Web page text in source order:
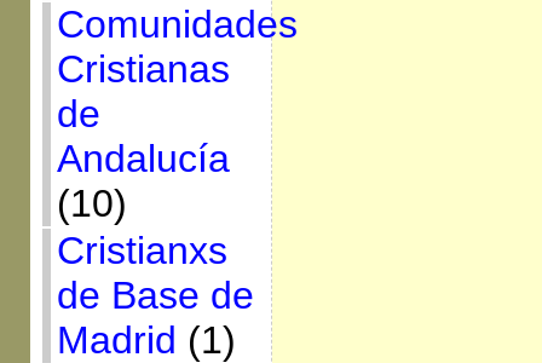
Comunidades
Cristianas
de
Andalucía
(10)
Cristianxs
de Base de
Madrid (1)